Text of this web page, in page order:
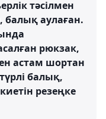
тəсілмен
балық аулаған.
рюкзак,
астам шортан
балық,
резеңке